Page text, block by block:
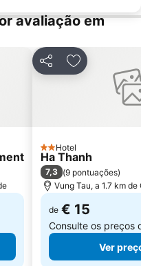
avaliação em
PartilharAdicionar
2 Estrelas
Hotel
Ha Thanh
7,3 (9 pontuações)
Vung Tau, a 1.7 km
de € 15
Consulte os preços
Ver